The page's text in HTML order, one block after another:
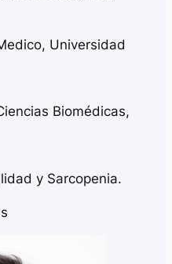
Universidad
Biomédicas,
y Sarcopenia.